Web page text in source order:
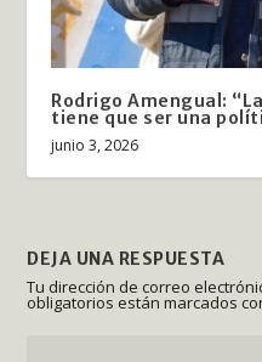
Rodrigo Amengual:
tiene que ser una
junio 3, 2026
DEJA UNA RESPUESTA
Tu dirección de correo
obligatorios están marcados